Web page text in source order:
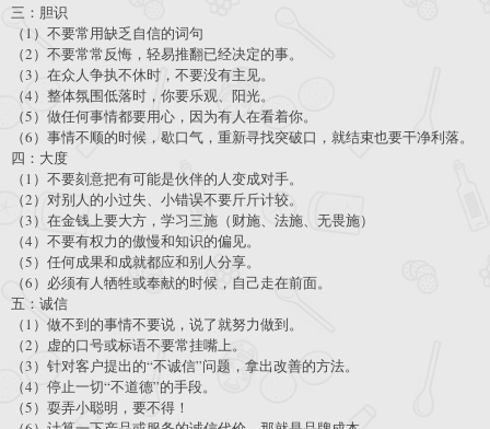
三：胆识
（1）不要常用缺乏自信的词句
（2）不要常常反悔，轻易推翻已经决定的事。
（3）在众人争执不休时，不要没有主见。
（4）整体氛围低落时，你要乐观、阳光。
（5）做任何事情都要用心，因为有人在看着你。
（6）事情不顺的时候，歇口气，重新寻找突破口，就结束也要干净利落。
四：大度
（1）不要刻意把有可能是伙伴的人变成对手。
（2）对别人的小过失、小错误不要斤斤计较。
（3）在金钱上要大方，学习三施（财施、法施、无畏施）
（4）不要有权力的傲慢和知识的偏见。
（5）任何成果和成就都应和别人分享。
（6）必须有人牺牲或奉献的时候，自己走在前面。
五：诚信
（1）做不到的事情不要说，说了就努力做到。
（2）虚的口号或标语不要常挂嘴上。
（3）针对客户提出的“不诚信”问题，拿出改善的方法。
（4）停止一切“不道德”的手段。
（5）耍弄小聪明，要不得！